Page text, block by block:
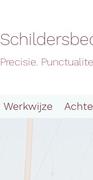
Precisie.
Werkwijze